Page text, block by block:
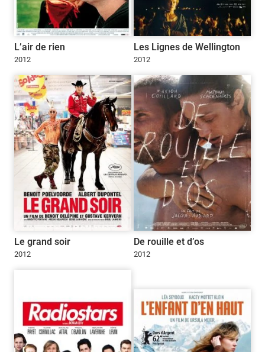
L’air de rien
2012
Les Lignes de Wellington
2012
Le grand soir
2012
De rouille et d’os
2012